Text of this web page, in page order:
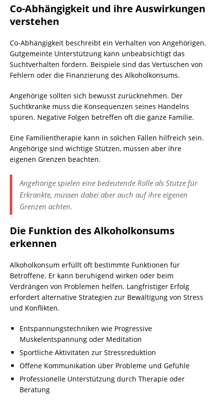
Co-Abhängigkeit und ihre Auswirkungen
verstehen
Co-Abhängigkeit beschreibt ein Verhalten von Angehörigen.
Gutgemeinte Unterstützung kann unbeabsichtigt das
Suchtverhalten fördern. Beispiele sind das Vertuschen von
Fehlern oder die Finanzierung des Alkoholkonsums.
Angehörige sollten sich bewusst zurücknehmen. Der
Suchtkranke muss die Konsequenzen seines Handelns
spüren. Negative Folgen betreffen oft die ganze Familie.
Eine Familientherapie kann in solchen Fällen hilfreich sein.
Angehörige sind wichtige Stützen, müssen aber ihre
eigenen Grenzen beachten.
Angehörige spielen eine bedeutende Rolle als Stütze für
Erkrankte, müssen dabei aber auch auf ihre eigenen
Grenzen achten.
Die Funktion des Alkoholkonsums
erkennen
Alkoholkonsum erfüllt oft bestimmte Funktionen für
Betroffene. Er kann beruhigend wirken oder beim
Verdrängen von Problemen helfen. Langfristiger Erfolg
erfordert alternative Strategien zur Bewältigung von Stress
und Konflikten.
Entspannungstechniken wie Progressive
Muskelentspannung oder Meditation
Sportliche Aktivitäten zur Stressreduktion
Offene Kommunikation über Probleme und Gefühle
Professionelle Unterstützung durch Therapie oder
Beratung